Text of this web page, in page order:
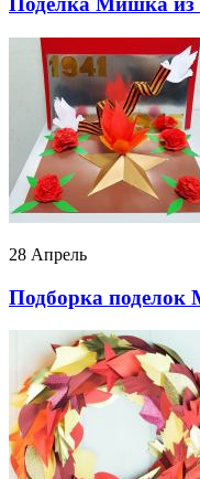
28 Апрель
Подборка поделок